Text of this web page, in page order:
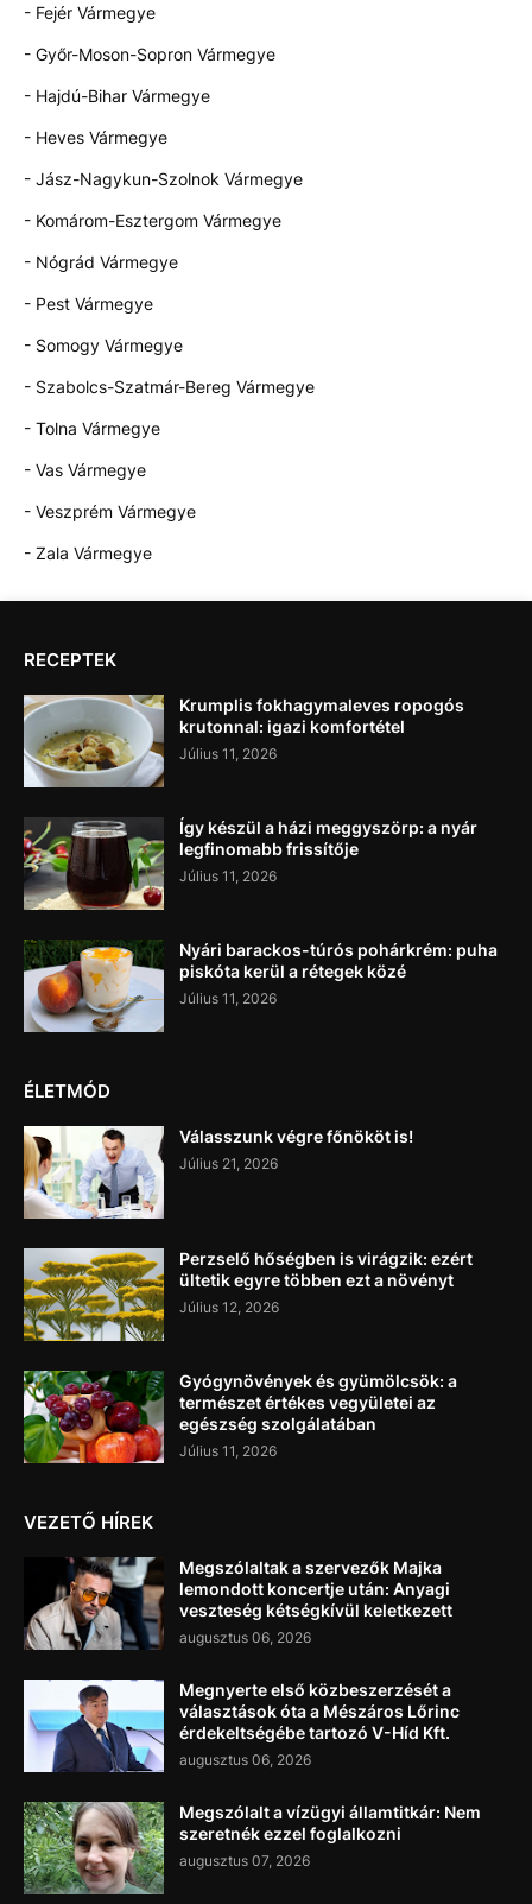
- Fejér Vármegye
- Győr-Moson-Sopron Vármegye
- Hajdú-Bihar Vármegye
- Heves Vármegye
- Jász-Nagykun-Szolnok Vármegye
- Komárom-Esztergom Vármegye
- Nógrád Vármegye
- Pest Vármegye
- Somogy Vármegye
- Szabolcs-Szatmár-Bereg Vármegye
- Tolna Vármegye
- Vas Vármegye
- Veszprém Vármegye
- Zala Vármegye
RECEPTEK
Krumplis fokhagymaleves ropogós
krutonnal: igazi komfortétel
Július 11, 2026
Így készül a házi meggyszörp: a nyár
legfinomabb frissítője
Július 11, 2026
Nyári barackos-túrós pohárkrém: puha
piskóta kerül a rétegek közé
Július 11, 2026
ÉLETMÓD
Válasszunk végre főnököt is!
Július 21, 2026
Perzselő hőségben is virágzik: ezért
ültetik egyre többen ezt a növényt
Július 12, 2026
Gyógynövények és gyümölcsök: a
természet értékes vegyületei az
egészség szolgálatában
Július 11, 2026
VEZETŐ HÍREK
Megszólaltak a szervezők Majka
lemondott koncertje után: Anyagi
veszteség kétségkívül keletkezett
augusztus 06, 2026
Megnyerte első közbeszerzését a
választások óta a Mészáros Lőrinc
érdekeltségébe tartozó V-Híd Kft.
augusztus 06, 2026
Megszólalt a vízügyi államtitkár: Nem
szeretnék ezzel foglalkozni
augusztus 07, 2026